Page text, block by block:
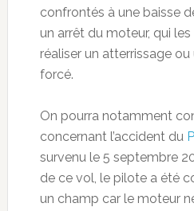
confrontés à une baisse
un arrêt du moteur, qui
réaliser un atterrissage
forcé.
On pourra notamment
concernant l’accident du
survenu le 5 septembre
de ce vol, le pilote a été
un champ car le moteur